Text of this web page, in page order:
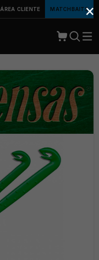
ÁREA CLIENTE MATCHBAITS×